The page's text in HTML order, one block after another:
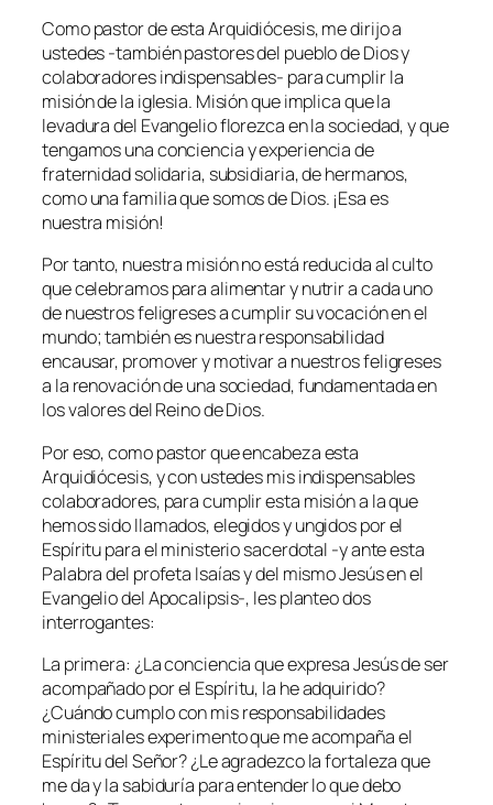
Como pastor de esta Arquidiócesis, me dirijo a
ustedes -también pastores del pueblo de Dios y
colaboradores indispensables- para cumplir la
misión de la iglesia. Misión que implica que la
levadura del Evangelio florezca en la sociedad, y que
tengamos una conciencia y experiencia de
fraternidad solidaria, subsidiaria, de hermanos,
como una familia que somos de Dios. ¡Esa es
nuestra misión!
Por tanto, nuestra misión no está reducida al culto
que celebramos para alimentar y nutrir a cada uno
de nuestros feligreses a cumplir su vocación en el
mundo; también es nuestra responsabilidad
encausar, promover y motivar a nuestros feligreses
a la renovación de una sociedad, fundamentada en
los valores del Reino de Dios.
Por eso, como pastor que encabeza esta
Arquidiócesis, y con ustedes mis indispensables
colaboradores, para cumplir esta misión a la que
hemos sido llamados, elegidos y ungidos por el
Espíritu para el ministerio sacerdotal -y ante esta
Palabra del profeta Isaías y del mismo Jesús en el
Evangelio del Apocalipsis-, les planteo dos
interrogantes:
La primera: ¿La conciencia que expresa Jesús de ser
acompañado por el Espíritu, la he adquirido?
¿Cuándo cumplo con mis responsabilidades
ministeriales experimento que me acompaña el
Espíritu del Señor? ¿Le agradezco la fortaleza que
me da y la sabiduría para entender lo que debo